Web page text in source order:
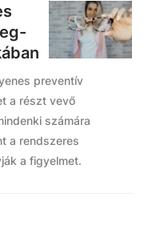
preventív
a részt vevő
számára
a rendszeres
a figyelmet.